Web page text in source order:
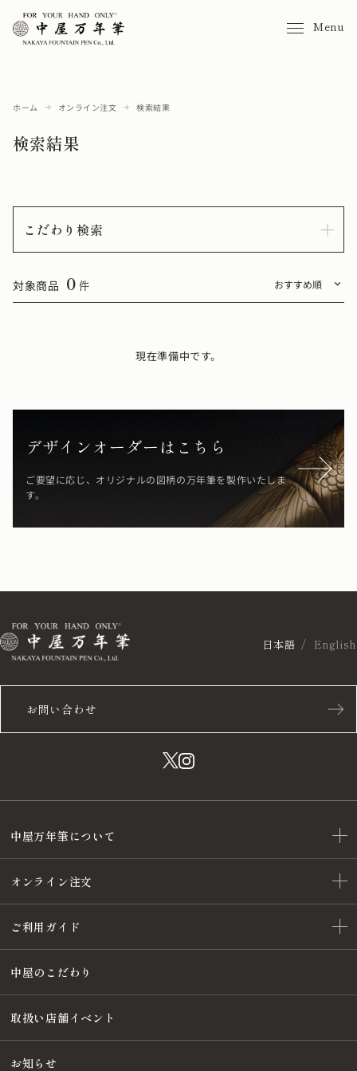
Menu
ホーム オンライン注文 検索結果
検索結果
こだわり検索
対象商品 0 件
現在準備中です。
デザインオーダーはこちら
ご要望に応じ、オリジナルの図柄の万年筆を製作いたしま
す。
お問い合わせ
日本語 English
中屋万年筆について
オンライン注文
ご利用ガイド
中屋のこだわり
取扱い店舗イベント
お知らせ